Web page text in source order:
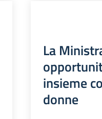
La
insieme
donne